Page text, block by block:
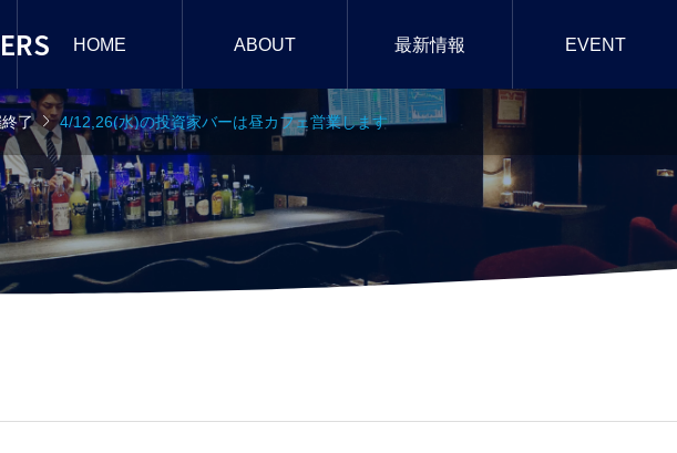
HOME ABOUT 最新情報 EVENT
了4/12,26(水)の投資家バーは昼カフェ営業します